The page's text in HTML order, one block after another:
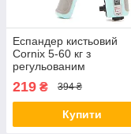
Еспандер кистьовий
Cornix 5-60 кг з
регульованим
лічильником XR-0266
Mint/Grey
219 ₴ 394 ₴
Купити